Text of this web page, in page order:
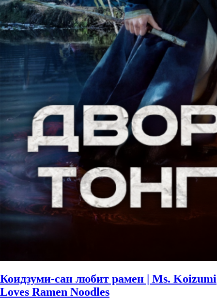
Коидзуми-сан любит рамен | Ms. Koizumi
Loves Ramen Noodles